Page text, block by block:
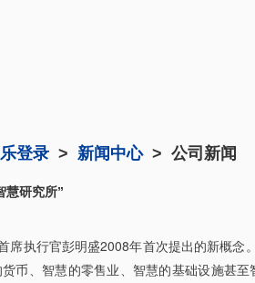
登录 > 新闻中心> 公司新闻
慧研究所”
执行官彭明盛2008年首次提出的新概念
币、智慧的零售业、智慧的基础设施甚